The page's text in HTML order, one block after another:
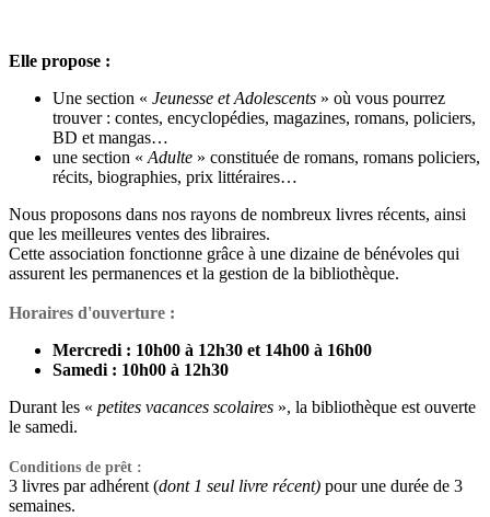
Elle propose :
Une section « Jeunesse et Adolescents » où vous pourrez
trouver : contes, encyclopédies, magazines, romans, policiers,
BD et mangas…
une section « Adulte » constituée de romans, romans policiers,
récits, biographies, prix littéraires…
Nous proposons dans nos rayons de nombreux livres récents, ainsi
que les meilleures ventes des libraires.
Cette association fonctionne grâce à une dizaine de bénévoles qui
assurent les permanences et la gestion de la bibliothèque.
Horaires d'ouverture :
Mercredi : 10h00 à 12h30 et 14h00 à 16h00
Samedi : 10h00 à 12h30
Durant les « petites vacances scolaires », la bibliothèque est ouverte
le samedi.
Conditions de prêt :
3 livres par adhérent (dont 1 seul livre récent) pour une durée de 3
semaines.